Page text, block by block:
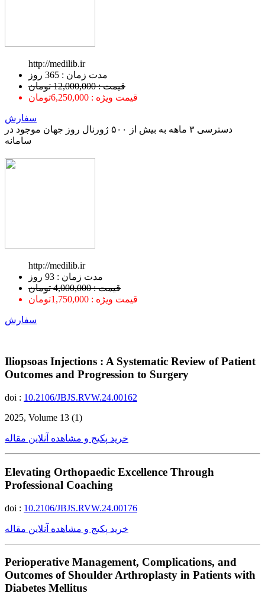
http://medilib.ir
ﻣﺪﺕ ﺯﻣﺎﻥ : 365 ﺭﻭﺯ
قیمت : 12,000,000 تومان
قیمت ویژه : 6,250,000تومان
سفارش
دسترسی ۳ ماهه به بیش از ۵۰۰ ژورنال روز جهان موجود در
سامانه
http://medilib.ir
ﻣﺪﺕ ﺯﻣﺎﻥ : 93 ﺭﻭﺯ
قیمت : 4,000,000 تومان
قیمت ویژه : 1,750,000تومان
سفارش
Iliopsoas Injections : A Systematic Review of Patient
Outcomes and Progression to Surgery
doi : 10.2106/JBJS.RVW.24.00162
2025, Volume 13 (1)
خرید پکیج و مشاهده آنلاین مقاله
Elevating Orthopaedic Excellence Through
Professional Coaching
doi : 10.2106/JBJS.RVW.24.00176
خرید پکیج و مشاهده آنلاین مقاله
Perioperative Management, Complications, and
Outcomes of Shoulder Arthroplasty in Patients with
Diabetes Mellitus